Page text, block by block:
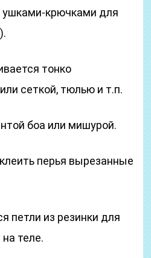
ушками-крючками для
тонко
сеткой, тюлью и т.п.
боа или мишурой.
перья вырезанные
петли из резинки для
теле.